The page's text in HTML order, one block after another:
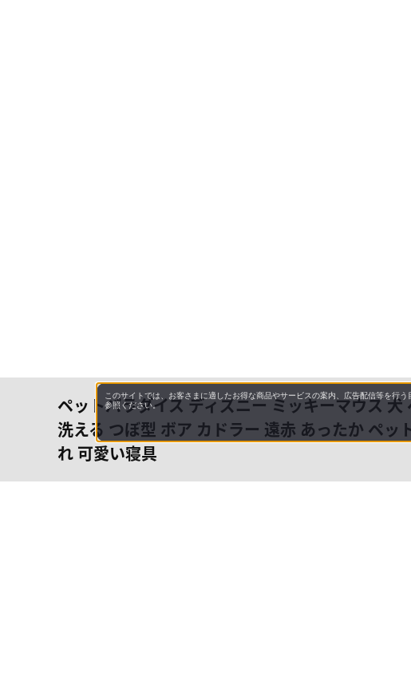
ペットパラダイス ディズニー ミッキーマウス 犬
洗える つぼ型 ボア カドラー 遠赤 あったか ペッ
れ 可愛い寝具
このサイトでは、お客さまに適したお得な商品やサービスの案内、広告配信等を行
参照ください。